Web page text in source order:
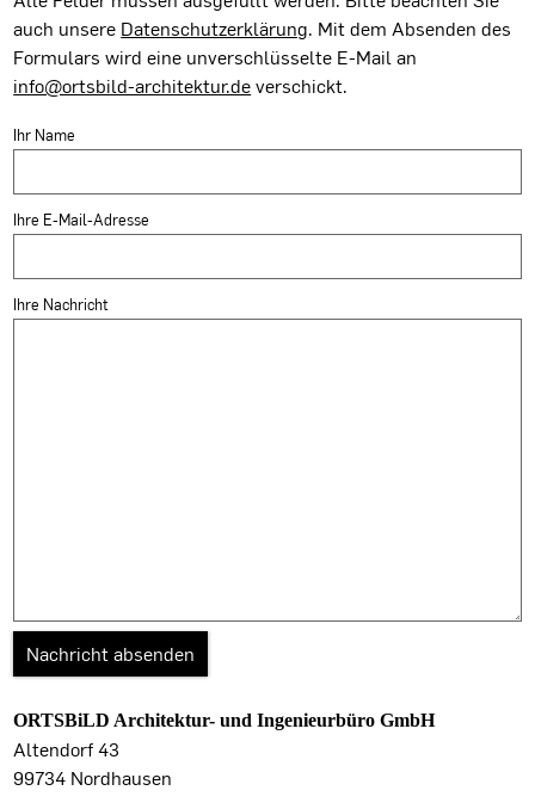
auch unsere Datenschutzerklärung. Mit dem Absenden des
Formulars wird eine unverschlüsselte E-Mail an
info@ortsbild-architektur.deverschickt.
Ihr Name
Ihre E-Mail-Adresse
Ihre Nachricht
ORTSBiLD Architektur- und Ingenieurbüro GmbH
Altendorf 43
99734 Nordhausen